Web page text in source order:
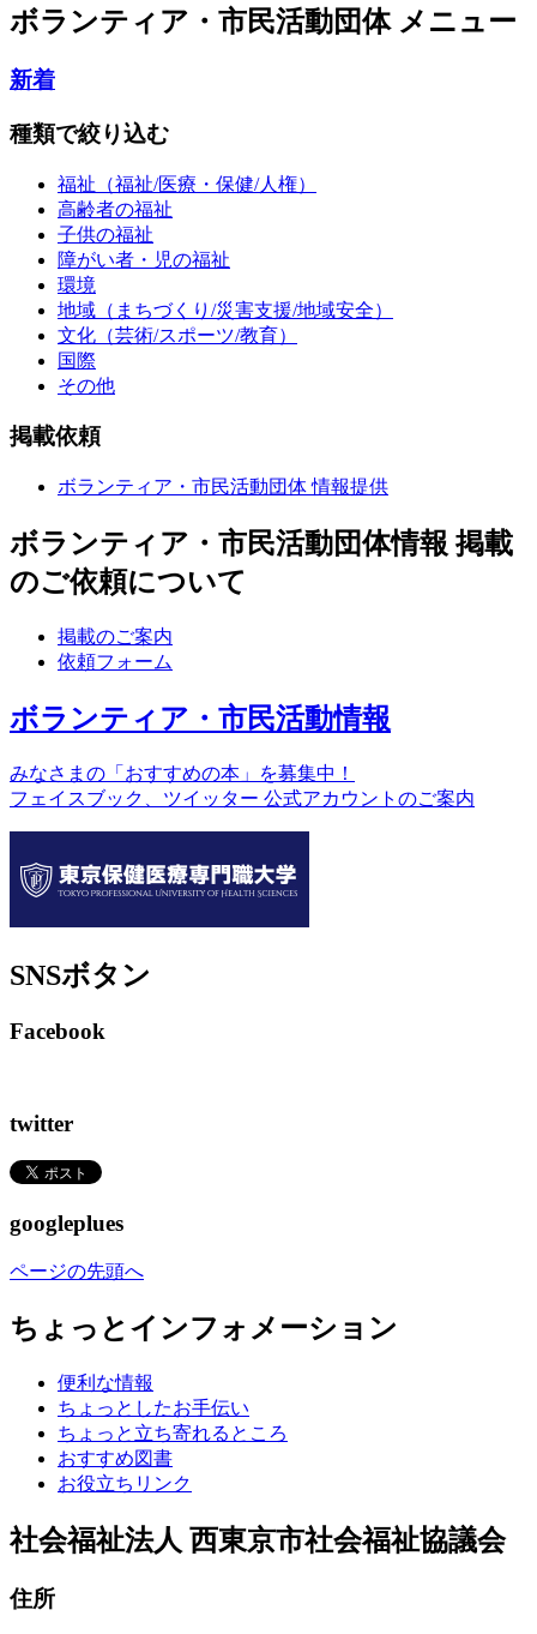
ボランティア・市民活動団体 メニュー
新着
種類で絞り込む
福祉（福祉/医療・保健/人権）
高齢者の福祉
子供の福祉
障がい者・児の福祉
環境
地域（まちづくり/災害支援/地域安全）
文化（芸術/スポーツ/教育）
国際
その他
掲載依頼
ボランティア・市民活動団体 情報提供
ボランティア・市民活動団体情報 掲載
のご依頼について
掲載のご案内
依頼フォーム
ボランティア・市民活動情報
みなさまの「おすすめの本」を募集中！
フェイスブック、ツイッター 公式アカウントのご案内
SNSボタン
Facebook
twitter
googleplues
ページの先頭へ
ちょっとインフォメーション
便利な情報
ちょっとしたお手伝い
ちょっと立ち寄れるところ
おすすめ図書
お役立ちリンク
社会福祉法人 西東京市社会福祉協議会
住所